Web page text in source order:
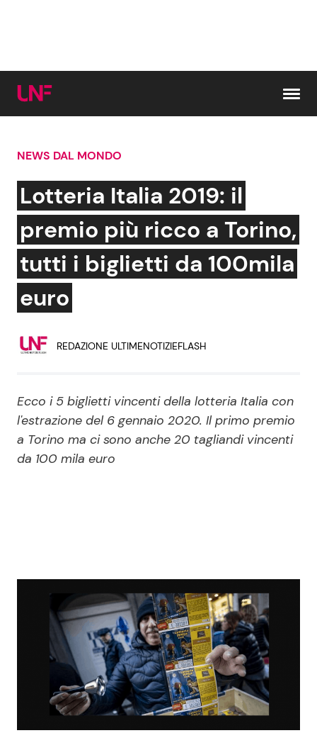
Cerca:
News e Cronaca
Attualità Italiana
Politica
Gossip e TV
Bellezze VIP
Reality e Talent
Soap Opera
News Spettacolo
Benessere Cucina e Ricette
Consigli di Cucina
NEWS DAL MONDO
Lotteria Italia 2019: il
premio più ricco a Torino,
tutti i biglietti da 100mila
euro
REDAZIONE ULTIMENOTIZIEFLASH
Ecco i 5 biglietti vincenti della lotteria Italia con
l'estrazione del 6 gennaio 2020. Il primo premio
a Torino ma ci sono anche 20 tagliandi vincenti
da 100 mila euro